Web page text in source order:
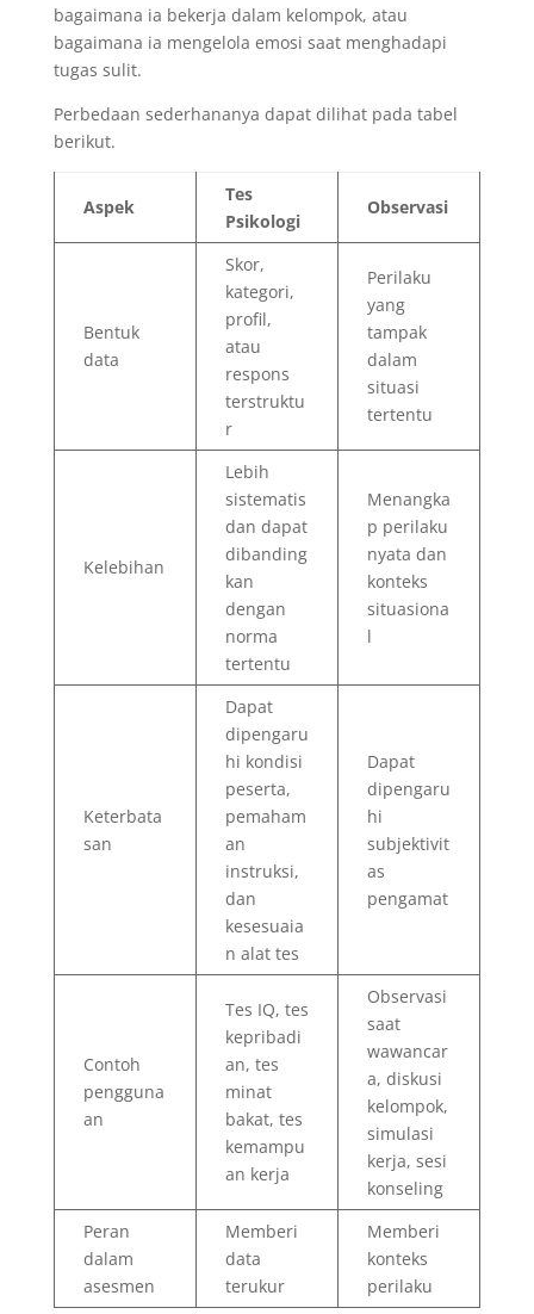
bagaimana ia bekerja dalam kelompok, atau
bagaimana ia mengelola emosi saat menghadapi
tugas sulit.
Perbedaan sederhananya dapat dilihat pada tabel
berikut.
Aspek
Tes
Psikologi
Observasi
Bentuk
data
Skor,
kategori,
profil,
atau
respons
terstruktu
r
Perilaku
yang
tampak
dalam
situasi
tertentu
Kelebihan
Lebih
sistematis
dan dapat
dibanding
kan
dengan
norma
tertentu
Menangka
p perilaku
nyata dan
konteks
situasiona
l
Keterbata
san
Dapat
dipengaru
hi kondisi
peserta,
pemaham
an
instruksi,
dan
kesesuaia
n alat tes
Dapat
dipengaru
hi
subjektivit
as
pengamat
Contoh
pengguna
an
Tes IQ, tes
kepribadi
an, tes
minat
bakat, tes
kemampu
an kerja
Observasi
saat
wawancar
a, diskusi
kelompok,
simulasi
kerja, sesi
konseling
Peran
dalam
asesmen
Memberi
data
terukur
Memberi
konteks
perilaku